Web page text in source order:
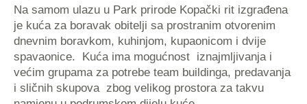
Na samom ulazu u Park prirode Kopački rit izgrađena
je kuća za boravak obitelji sa prostranim otvorenim
dnevnim boravkom, kuhinjom, kupaonicom i dvije
spavaonice. Kuća ima mogućnost iznajmljivanja i
većim grupama za potrebe team buildinga, predavanja
i sličnih skupova zbog velikog prostora za takvu